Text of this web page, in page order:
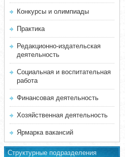
Конкурсы и олимпиады
Практика
Редакционно-издательская
деятельность
Социальная и воспитательная
работа
Финансовая деятельность
Хозяйственная деятельность
Ярмарка вакансий
Структурные подразделения